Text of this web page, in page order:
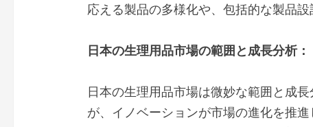
応える製品の多様化や、包括的な製品設
日本の生理用品市場の範囲と成長分析：
日本の生理用品市場は微妙な範囲と成
が、イノベーションが市場の進化を推